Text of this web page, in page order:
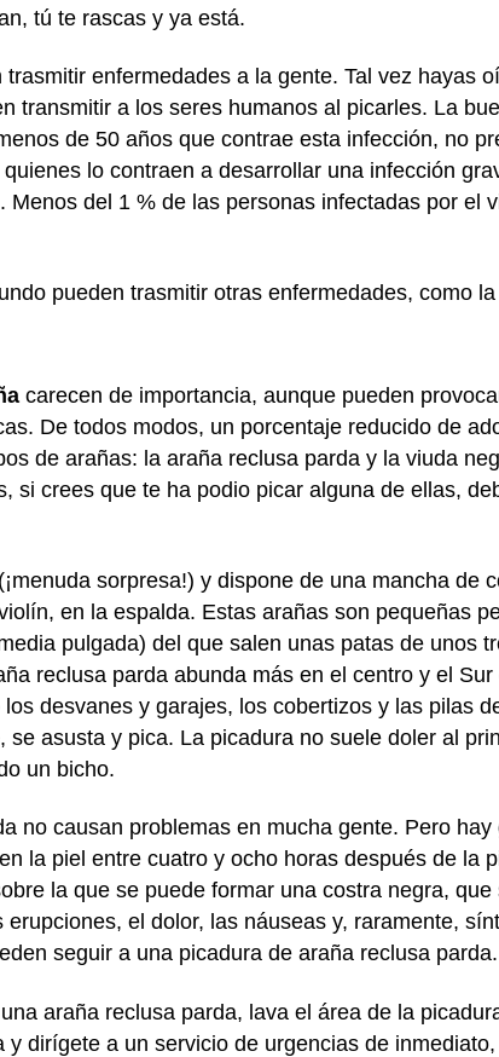
tú te rascas y ya está.
enfermedades a la gente. Tal vez hayas
transmitir a los seres humanos al picarles. La
de 50 años que contrae esta infección, no
lo contraen a desarrollar una infección
del 1 % de las personas infectadas por el
pueden trasmitir otras enfermedades, como
carecen de importancia, aunque pueden
De todos modos, un porcentaje reducido de
de arañas: la araña reclusa parda y la viuda
si crees que te ha podio picar alguna de ellas,
sorpresa!) y dispone de una mancha de
en la espalda. Estas arañas son pequeñas
pulgada) del que salen unas patas de unos
reclusa parda abunda más en el centro y el
desvanes y garajes, los cobertizos y las pilas
se asusta y pica. La picadura no suele doler al
un bicho.
no causan problemas en mucha gente. Pero
la piel entre cuatro y ocho horas después de la
la que se puede formar una costra negra,
el dolor, las náuseas y, raramente,
seguir a una picadura de araña reclusa parda.
araña reclusa parda, lava el área de la
dirígete a un servicio de urgencias de